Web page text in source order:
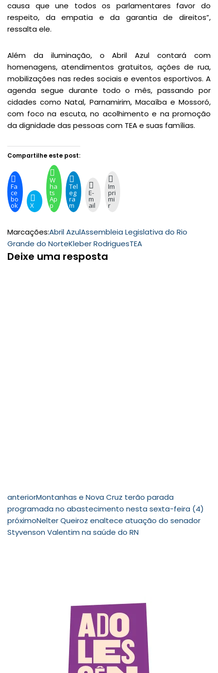
causa que une todos os parlamentares favor do
respeito, da empatia e da garantia de direitos”,
ressalta ele.
Além da iluminação, o Abril Azul contará com
homenagens, atendimentos gratuitos, ações de rua,
mobilizações nas redes sociais e eventos esportivos. A
agenda segue durante todo o mês, passando por
cidades como Natal, Parnamirim, Macaíba e Mossoró,
com foco na escuta, no acolhimento e na promoção
da dignidade das pessoas com TEA e suas famílias.
Compartilhe este post:
Fa
ce
bo
ok X
W
ha
ts
Ap
p
Tel
eg
ra
m
E-
m
ail
Im
pri
mi
r
Marcações:Abril AzulAssembleia Legislativa do Rio
Grande do NorteKleber RodriguesTEA
Deixe uma resposta
anteriorMontanhas e Nova Cruz terão parada
programada no abastecimento nesta sexta-feira (4)
próximoNelter Queiroz enaltece atuação do senador
Styvenson Valentim na saúde do RN